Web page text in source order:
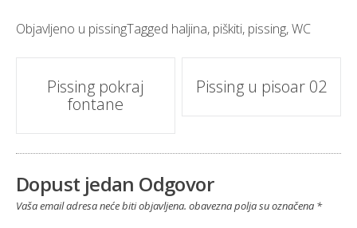
Objavljeno u pissingTagged haljina, piškiti, pissing,WC
Post
navigacija
Pissing pokraj
fontane
Pissing u pisoar 02
Dopust jedan Odgovor
Vaša email adresa neće biti objavljena. obavezna polja su označena *